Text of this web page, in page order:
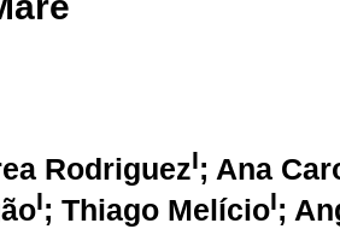
RodriguezI; Ana
I; Thiago MelícioI;